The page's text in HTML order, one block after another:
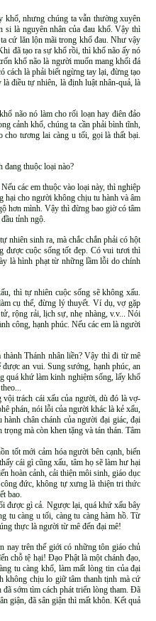
khổ, nhưng chúng ta vẫn thường xuyên
si là nguyên nhân của đau khổ. Vậy thì
cứ lăn lộn mãi trong khổ đau. Như vậy
đã tạo ra sự khổ rồi, thì khổ não ấy nó
khổ não là người muốn mang khối đá
cách là phải biết ngừng tay lại, đừng tạo
điều tự nhiên, là định luật nhân-quả, là
não nó làm cho rối loạn hay điên đảo
cảnh khổ, chúng ta cần phải bình tĩnh,
cho tương lai càng u tối, gọi là thất bại.
đang thuộc loại nào?
các em thuộc vào loại này, thì nghiệp
hại cho người không chịu tu hành và âm
hơn mình. Vậy thì đừng bao giờ có tâm
tỉnh ngộ.
nhiên sinh ra, mà chắc chắn phải có hột
được cuộc sống tốt đẹp. Có vui tươi thì
là hình phạt từ những lầm lỗi do chính
thì tự nhiên cuộc sống sẽ không xấu.
cụ thể, đừng lý thuyết. Ví dụ, vợ gặp
rộng rải, lịch sự, nhẹ nhàng, v.v... Nói
công, hạnh phúc. Nếu các em là người
Thánh nhân liền? Vậy thì đi từ mê
an vui. Sung sướng, hạnh phúc, an
quá khứ làm kinh nghiệm sống, lấy khổ
trách cái xấu của người, dù đó là vợ-
phán, nói lỗi của người khác là kẻ xấu,
chân chánh của người đại giác, đại
mà còn khen tặng và tán thán. Tâm
tốt mới cảm hóa người bên cạnh, biến
cái gì cũng xấu, tâm họ sẽ làm hư hại
hoàn cảnh, cải thiện môi sinh, giáo dục
đức, không tự xưng là thiện tri thức
bao.
được gì cả. Ngược lại, quá khứ xấu bây
tu càng u tối, càng tu càng hàm hồ. Từ
thực là người từ mê đến đại mê!
nay trên thế giới có những tôn giáo chủ
chỗ tệ hại! Đạo Phật là một chánh đạo,
tu càng khổ, làm mất lòng tin của đại
không chịu lo giữ tâm thanh tịnh mà cứ
sớm tìm cách phát triển lòng tham. Đã
giận, đã sân giận thì mất khôn. Kết quả